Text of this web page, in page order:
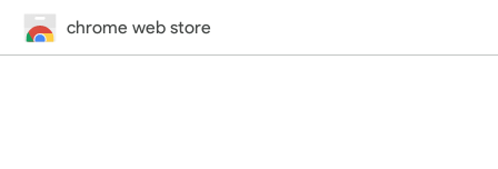
chrome web store